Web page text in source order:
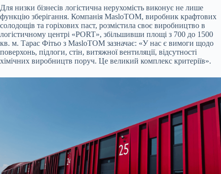
Для низки бізнесів логістична нерухомість виконує не лише
функцію зберігання. Компанія MasloTOM, виробник крафтових
солодощів та горіхових паст, розмістила своє виробництво в
логістичному центрі «PORT», збільшивши площі з 700 до 1500
кв. м. Тарас Фітьо з MasloTOM зазначає: «У нас є вимоги щодо
поверхонь, підлоги, стін, витяжної вентиляції, відсутності
хімічних виробництв поруч. Це великий комплекс критеріїв».